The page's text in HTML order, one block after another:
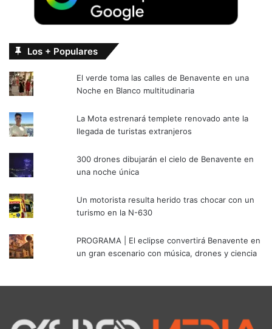
Los + Populares
El verde toma las calles de Benavente en una
Noche en Blanco multitudinaria
La Mota estrenará templete renovado ante la
llegada de turistas extranjeros
300 drones dibujarán el cielo de Benavente en
una noche única
Un motorista resulta herido tras chocar con un
turismo en la N-630
PROGRAMA | El eclipse convertirá Benavente en
un gran escenario con música, drones y ciencia